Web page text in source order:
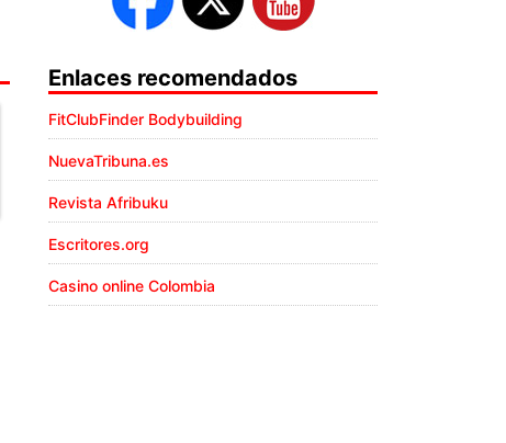
Enlaces recomendados
FitClubFinder Bodybuilding
NuevaTribuna.es
Revista Afribuku
Escritores.org
Casino online Colombia